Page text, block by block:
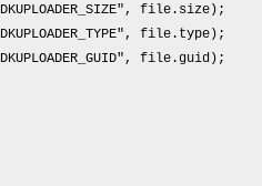
file.size);
file.type);
file.guid);